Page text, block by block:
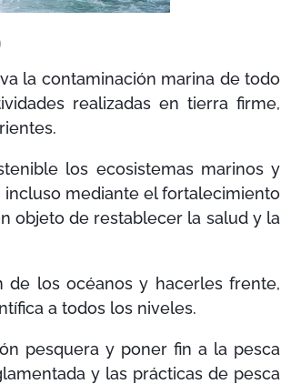
la contaminación marina de todo
realizadas en tierra firme,
los ecosistemas marinos y
mediante el fortalecimiento
objeto de restablecer la salud y la
los océanos y hacerles frente,
a todos los niveles.
pesquera y poner fin a la pesca
y las prácticas de pesca